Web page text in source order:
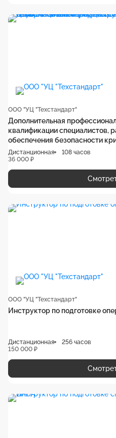
ООО "УЦ "Техстандарт"
Дополнительная
квалификации специалистов,
обеспечения безопасности
инфраструктуры
Дистанционная
108 часов
36 000 ₽
ООО "УЦ "Техстандарт"
Инструктор по подготовке
Дистанционная
256 часов
150 000 ₽